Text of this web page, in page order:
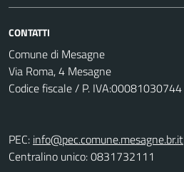
CONTATTI
Comune di Mesagne
Via Roma, 4 Mesagne
Codice fiscale / P. IVA:00081030744
PEC: info@pec.comune.mesagne.br.it
Centralino unico: 0831732111